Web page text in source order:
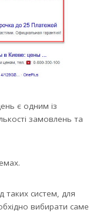
є одним із
замовлень та
таких систем, для
вибирати саме